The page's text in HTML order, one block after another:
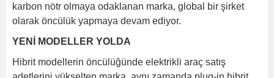
karbon nötr olmaya odaklanan marka, global bir şirket
olarak öncülük yapmaya devam ediyor.
YENİ MODELLER YOLDA
Hibrit modellerin öncülüğünde elektrikli araç satış